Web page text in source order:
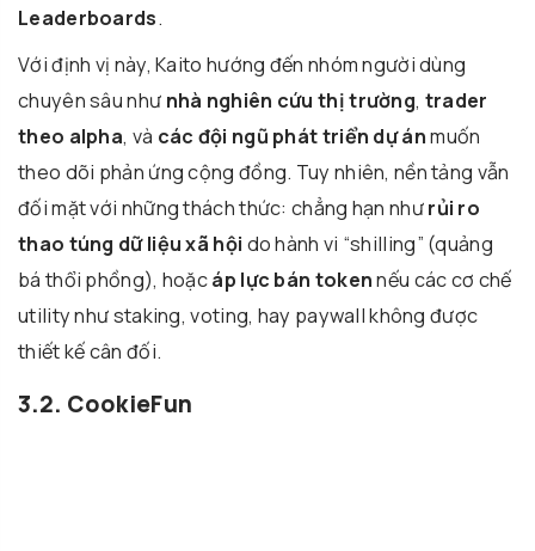
Leaderboards.
Với định vị này, Kaito hướng đến nhóm người dùng
chuyên sâu như nhà nghiên cứu thị trường, trader
theo alpha, và các đội ngũ phát triển dự ánmuốn
theo dõi phản ứng cộng đồng. Tuy nhiên, nền tảng vẫn
đối mặt với những thách thức: chẳng hạn nhưrủi ro
thao túng dữ liệu xã hội do hành vi “shilling” (quảng
bá thổi phồng), hoặcáp lực bán tokennếu các cơ chế
utility như staking, voting, hay paywall không được
thiết kế cân đối.
3.2. CookieFun